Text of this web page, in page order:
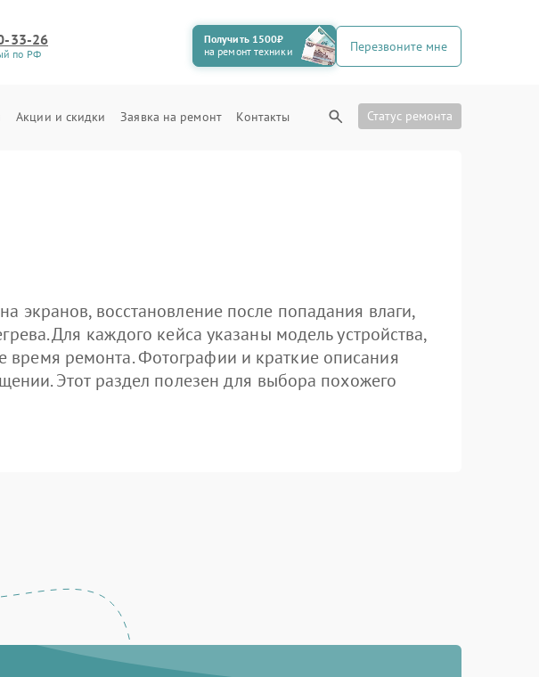
33-26
по РФ
Получить 1500₽
на ремонт техники
Перезвоните мне
Акции и скидки Заявка на ремонт Контакты Статус ремонта
экранов, восстановление после попадания влаги,
Для каждого кейса указаны модель устройства,
ремонта. Фотографии и краткие описания
Этот раздел полезен для выбора похожего